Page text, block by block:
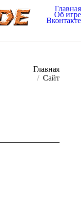
Главная
Об игре
Вконтакте
Вы здесь:
Главная
Сайт